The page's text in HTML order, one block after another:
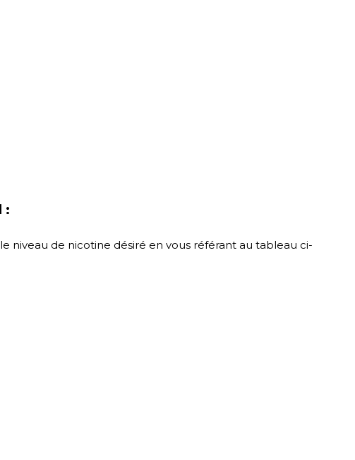
:
niveau de nicotine désiré en vous référant au tableau ci-